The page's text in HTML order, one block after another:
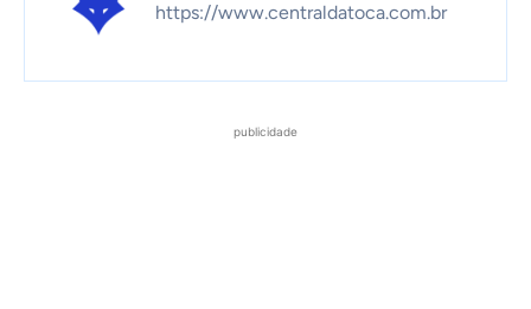
https://www.centraldatoca.com.br
publicidade